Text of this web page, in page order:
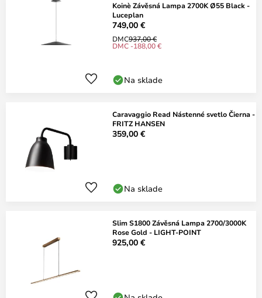
Koinè Závěsná Lampa 2700K Ø55 Black -
Luceplan
749,00 €
DMC937,00 €
DMC -188,00 €
Na sklade
Caravaggio Read Nástenné svetlo Čierna -
FRITZ HANSEN
359,00 €
Na sklade
Slim S1800 Závěsná Lampa 2700/3000K
Rose Gold - LIGHT-POINT
925,00 €